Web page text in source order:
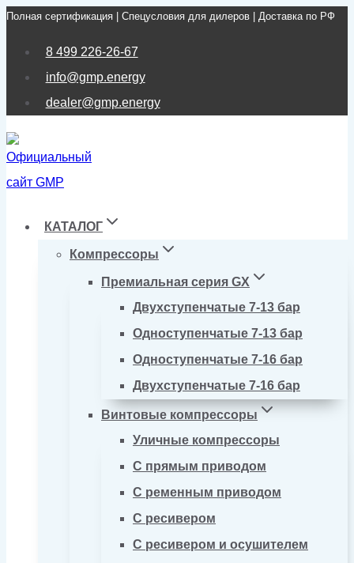
Перейти
Полная сертификация | Спецусловия для дилеров | Доставка по РФ
8 499 226-26-67
info@gmp.energy
dealer@gmp.energy
КАТАЛОГ
Компрессоры
Премиальная серия GX
Двухступенчатые 7-13 бар
Одноступенчатые 7-13 бар
Одноступенчатые 7-16 бар
Двухступенчатые 7-16 бар
Винтовые компрессоры
Уличные компрессоры
С прямым приводом
С ременным приводом
С ресивером
С ресивером и осушителем